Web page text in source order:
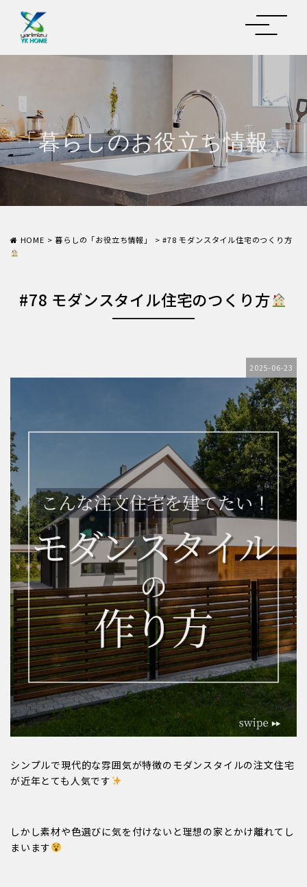
「暮らしのお役立ち情報」
HOME >暮らしの「お役立ち情報」 >#78 モダンスタイル住宅のつくり方
#78 モダンスタイル住宅のつくり方
2025-06-23
シンプルで現代的な雰囲気が特徴のモダンスタイルの注文住宅
が近年とても人気です
しかし素材や色選びに気を付けないと理想の家とかけ離れてし
まいます